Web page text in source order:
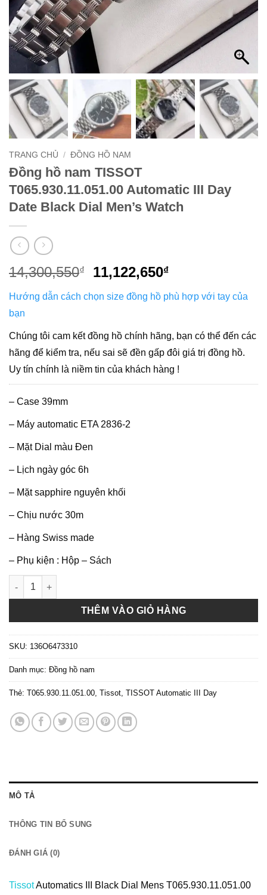
TRANG CHỦ / ĐỒNG HỒ NAM
Đồng hồ nam TISSOT
T065.930.11.051.00 Automatic III Day
Date Black Dial Men’s Watch
14,300,550₫
Giá
là:
11,122,650₫Giá
tại
11,122,650₫.
Hướng dẫn cách chọn size đồng hồ phù hợp với tay của
bạn
Chúng tôi cam kết đồng hồ chính hãng, bạn có thể đến các
hãng để kiểm tra, nếu sai sẽ đền gấp đôi giá trị đồng hồ.
Uy tín chính là niềm tin của khách hàng !
– Case 39mm
– Máy automatic ETA 2836-2
– Mặt Dial màu Đen
– Lịch ngày góc 6h
– Mặt sapphire nguyên khối
– Chịu nước 30m
– Hàng Swiss made
– Phụ kiện : Hộp – Sách
Đồng hồ nam TISSOT T065.930.11.051.00 Automatic III Day
THÊM VÀO GIỎ HÀNG
SKU: 136O6473310
Danh mục: Đồng hồ nam
Thẻ: T065.930.11.051.00 Tissot TISSOT Automatic III Day
MÔ TẢ
THÔNG TIN BỔ SUNG
ĐÁNH GIÁ (0)
TissotAutomatics III Black Dial Mens T065.930.11.051.00